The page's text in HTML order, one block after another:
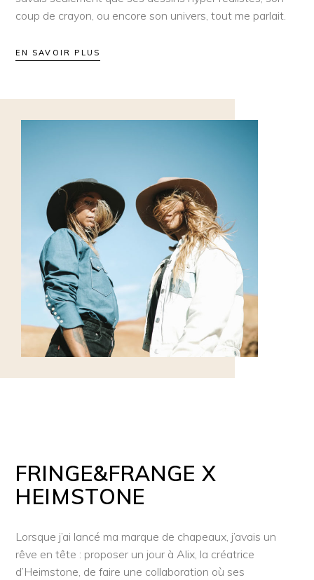
coup de crayon, ou encore son univers, tout me parlait.
EN SAVOIR PLUS
FRINGE&FRANGE X
HEIMSTONE
Lorsque j’ai lancé ma marque de chapeaux, j’avais un
rêve en tête : proposer un jour à Alix, la créatrice
d’Heimstone, de faire une collaboration où ses